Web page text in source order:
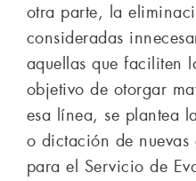
otra parte, la
consideradas
aquellas que faciliten
objetivo de otorgar
esa línea, se plantea
o dictación de nuevas
para el Servicio de